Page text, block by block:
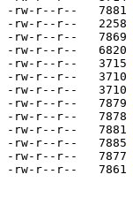
-rw-r--r--   7881
-rw-r--r--   2258
-rw-r--r--   7869
-rw-r--r--   6820
-rw-r--r--   3715
-rw-r--r--   3710
-rw-r--r--   3710
-rw-r--r--   7879
-rw-r--r--   7878
-rw-r--r--   7881
-rw-r--r--   7885
-rw-r--r--   7877
-rw-r--r--   7861